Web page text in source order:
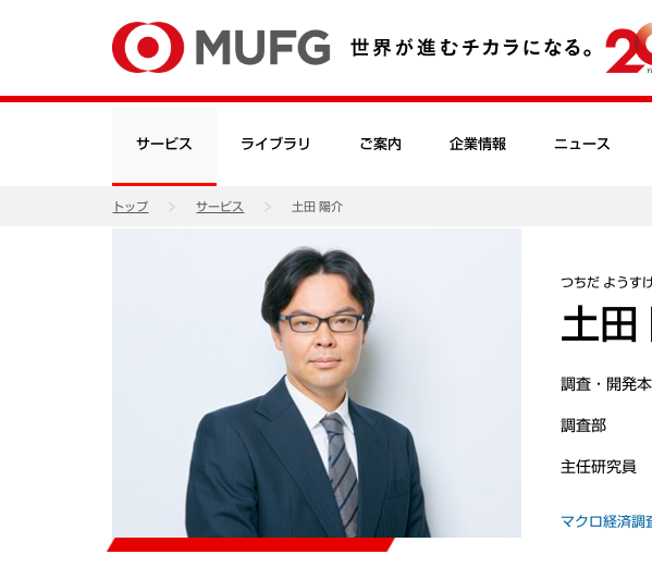
サービス ライブラリ ご案内 企業情報 ニュース
トップ サービス 土田 陽介
つちだ ようす
土田
調査・開発
調査部
主任研究員
マクロ経済調